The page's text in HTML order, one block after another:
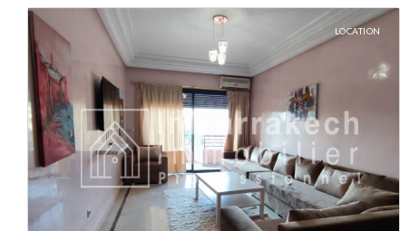
LOCATION